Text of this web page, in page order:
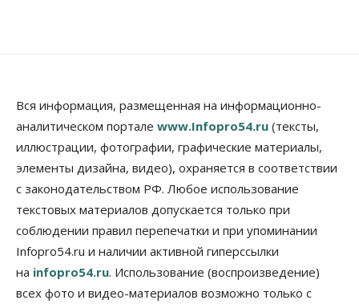
В Новосибирске прошёл митинг
против нового закона о памятниках
07 Августа 2026, 18:00
Бизнес
В аэропорту Толмачёво завершены работы по
бетонированию рулежных дорожек
07 Августа 2026, 17:00
Новосибирцы стали реже оформлять
дома по упрощенной схеме
07 Августа 2026, 16:00
Вся информация, размещенная на информационно-
аналитическом портале www.Infopro54.ru (тексты,
иллюстрации, фотографии, графические материалы,
элементы дизайна, видео), охраняется в соответствии
с законодательством РФ. Любое использование
текстовых материалов допускается только при
соблюдении правил перепечатки и при упоминании
Infopro54.ru и наличии активной гиперссылки
на infopro54.ru. Использование (воспроизведение)
всех фото и видео-материалов возможно только с